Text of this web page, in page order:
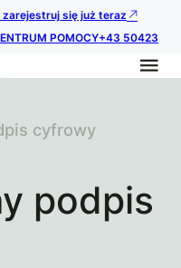
się już teraz
POMOCY+43 50423
podpis
cyfrowy